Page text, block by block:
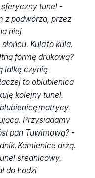
tunel -
z podwórza, przez
niej
Kula to kula.
formę drukową?
lalkę czynię
to oblubienica
kolejny tunel.
matrycy.
Przysiadamy
pan Tuwimową? -
Kamienice drżą.
średnicowy.
do Łodzi